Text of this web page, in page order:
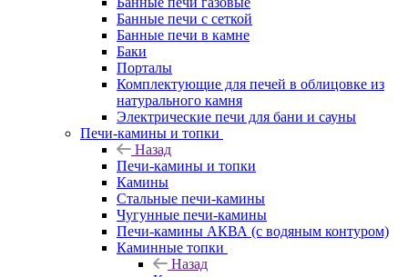
Банные печи с сеткой
Банные печи в камне
Баки
Порталы
Комплектующие для печей в облицовке из
натурального камня
Электрические печи для бани и сауны
Печи-камины и топки
Назад
Печи-камины и топки
Камины
Стальные печи-камины
Чугунные печи-камины
Печи-камины АКВА (с водяным контуром)
Каминные топки
Назад